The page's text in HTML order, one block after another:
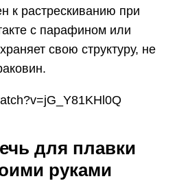
к растрескиванию при
с парафином или
свою структуру, не
для плавки
руками